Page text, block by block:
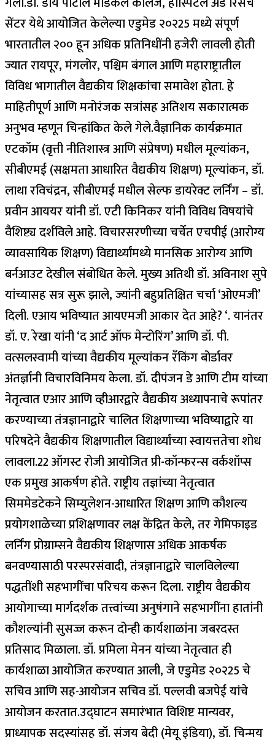
सेंटर येथे आयोजित केलेल्या एडुमेड २०२25 मध्ये संपूर्ण
भारतातील २०० हून अधिक प्रतिनिधींनी हजेरी लावली होती
ज्यात रायपूर, मंगलोर, पश्चिम बंगाल आणि महाराष्ट्रातील
विविध भागातील वैद्यकीय शिक्षकांचा समावेश होता.हे
माहितीपूर्ण आणि मनोरंजक सत्रांसह अतिशय सकारात्मक
अनुभव म्हणून चिन्हांकित केले गेले.वैज्ञानिक कार्यक्रमात
एटकॉम (वृत्ती नीतिशास्त्र आणि संप्रेषण) मधील मूल्यांकन,
सीबीएमई (सक्षमता आधारित वैद्यकीय शिक्षण) मूल्यांकन, डॉ.
लाथा रविचंद्रन, सीबीएमई मधील सेल्फ डायरेक्ट लर्निंग – डॉ.
प्रवीन आययर यांनी डॉ. एटी किनिकर यांनी विविध विषयांचे
वैशिष्ट्य दर्शविले आहे.विचारसरणीच्या चर्चेत एचपीई (आरोग्य
व्यावसायिक शिक्षण) विद्यार्थ्यांमध्ये मानसिक आरोग्य आणि
बर्नआउट देखील संबोधित केले. मुख्य अतिथी डॉ. अविनाश सुपे
यांच्यासह सत्र सुरू झाले, ज्यांनी बहुप्रतिक्षित चर्चा ‘ओएमजी’
दिली. एआय भविष्यात आयएमजी आकार देत आहे? ‘.यानंतर
डॉ. ए. रेखा यांनी ‘द आर्ट ऑफ मेन्टोरिंग’ आणि डॉ. पी.
वत्सलस्वामी यांच्या वैद्यकीय मूल्यांकन रँकिंग बोर्डावर
अंतर्ज्ञानी विचारविनिमय केला.डॉ. दीपंजन डे आणि टीम यांच्या
नेतृत्वात एआर आणि व्हीआरद्वारे वैद्यकीय अध्यापनाचे रूपांतर
करण्याच्या तंत्रज्ञानाद्वारे चालित शिक्षणाच्या भविष्याद्वारे या
परिषदेने वैद्यकीय शिक्षणातील विद्यार्थ्यांच्या स्वायत्ततेचा शोध
लावला.22 ऑगस्ट रोजी आयोजित प्री-कॉन्फरन्स वर्कशॉप्स
एक प्रमुख आकर्षण होते. राष्ट्रीय तज्ञांच्या नेतृत्वात
सिममेडटेकने सिम्युलेशन-आधारित शिक्षण आणि कौशल्य
प्रयोगशाळेच्या प्रशिक्षणावर लक्ष केंद्रित केले, तर गेमिफाइड
लर्निंग प्रोग्राम्सने वैद्यकीय शिक्षणास अधिक आकर्षक
बनवण्यासाठी परस्परसंवादी, तंत्रज्ञानाद्वारे चालविलेल्या
पद्धतींशी सहभागींचा परिचय करून दिला.राष्ट्रीय वैद्यकीय
आयोगाच्या मार्गदर्शक तत्त्वांच्या अनुषंगाने सहभागींना हातांनी
कौशल्यांनी सुसज्ज करून दोन्ही कार्यशाळांना जबरदस्त
प्रतिसाद मिळाला.डॉ. प्रमिला मेनन यांच्या नेतृत्वात ही
कार्यशाळा आयोजित करण्यात आली, जे एडुमेड २०२25 चे
सचिव आणि सह-आयोजन सचिव डॉ. पल्लवी बजपेई यांचे
आयोजन करतात.उद्घाटन समारंभात विशिष्ट मान्यवर,
प्राध्यापक सदस्यांसह डॉ.संजय बेदी (मेयू इंडिया), डॉ. चिन्मय